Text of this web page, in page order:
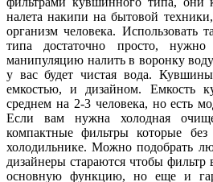
налета накипи на бытовой
организм человека. Использовать
типа достаточно просто,
манипуляцию налить в воронку
у вас будет чистая вода. Кувшины
емкостью, и дизайном. Емкость
среднем на 2-3 человека, но есть
Если вам нужна холодная
компактные фильтры которые
холодильнике. Можно подобрать
дизайнеры стараются чтобы
основную функцию, но еще и